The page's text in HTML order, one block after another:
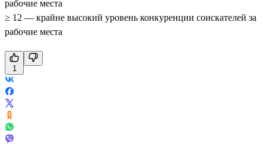
рабочие места
≥ 12 — крайне высокий уровень конкуренции соискателей за
рабочие места
1